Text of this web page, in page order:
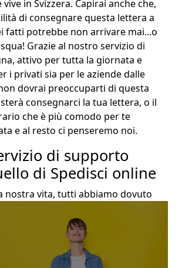
in Svizzera. Capirai anche che,
di consegnare questa lettera a
fatti potrebbe non arrivare mai...o
Grazie al nostro servizio di
attivo per tutta la giornata e
i privati sia per le aziende dalle
dovrai preoccuparti di questa
consegnarci la tua lettera, o il
che è più comodo per te
e al resto ci penseremo noi.
di supporto
di Spedisci online
nostra vita, tutti abbiamo dovuto